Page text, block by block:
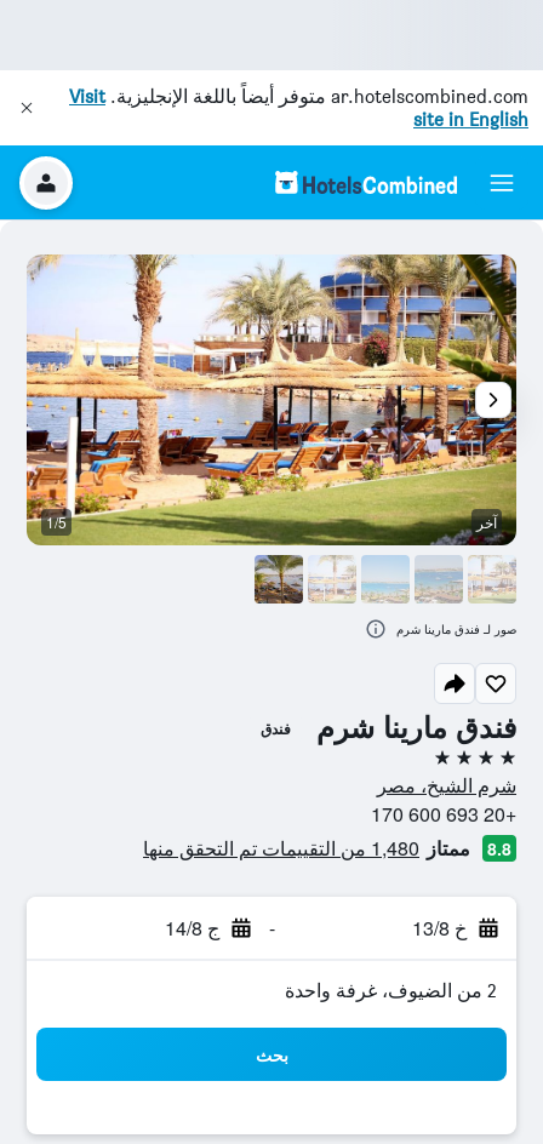
ar.hotelscombined.com متوفر أيضاً باللغة الإنجليزية.Visit
site in English
فندق مارينا شرم فندق
4 نجوم
شرم الشيخ، مصر
+20 693 600 170
8.8 ممتاز 1,480 من التقييمات تم التحقق منها
خ 13/8 - ج 14/8
2 من الضيوف، غرفة واحدة
بحث
آخر 1/5
صور لـ فندق مارينا شرم